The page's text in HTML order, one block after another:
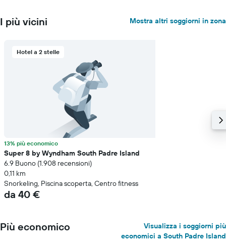
soggiorno
ha
una
camera
I più vicini Mostra altri soggiorni in zona
Hotel a 2 stelle
13% più economico
Super 8 by Wyndham South Padre Island
6.9 Buono (1.908 recensioni)
0,11 km
Snorkeling, Piscina scoperta, Centro fitness
da 40 €
Più economico
Visualizza i soggiorni più
economici a South Padre Island